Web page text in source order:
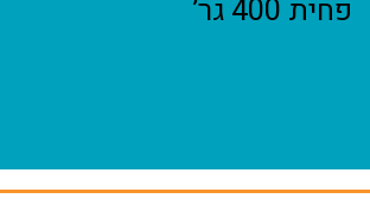
פחית 400 גר’